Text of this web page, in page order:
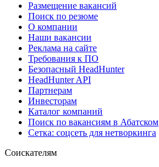
Размещение вакансий
Поиск по резюме
О компании
Наши вакансии
Реклама на сайте
Требования к ПО
Безопасный HeadHunter
HeadHunter API
Партнерам
Инвесторам
Каталог компаний
Поиск по вакансиям в Абатском
Сетка: соцсеть для нетворкинга
Соискателям